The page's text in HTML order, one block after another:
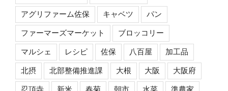
アグリファーム佐保 キャベツ パン
ファーマーズマーケット ブロッコリー
マルシェ レシピ 佐保 八百屋 加工品
北摂 北部整備推進課 大根 大阪 大阪府
忍頂寺 新米 春菊 朝市 水菜 準農家